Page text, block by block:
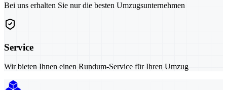
Bei uns erhalten Sie nur die besten Umzugsunternehmen
Service
Wir bieten Ihnen einen Rundum-Service für Ihren Umzug